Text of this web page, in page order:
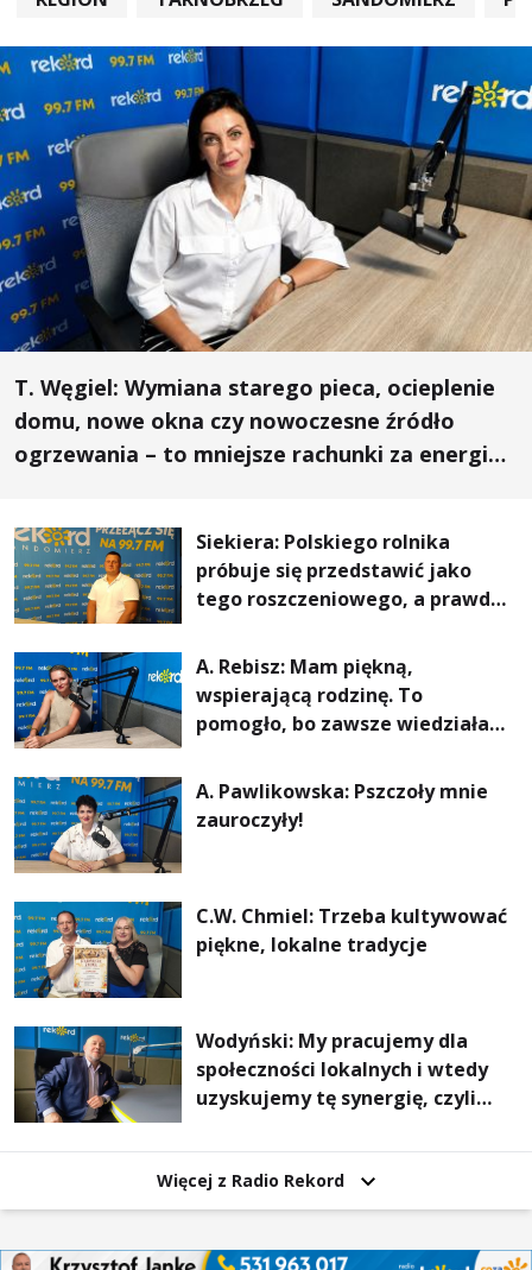
T. Węgiel: Wymiana starego pieca, ocieplenie
domu, nowe okna czy nowoczesne źródło
ogrzewania – to mniejsze rachunki za energię,
Siekiera: Polskiego rolnika
próbuje się przedstawić jako
tego roszczeniowego, a prawda
A. Rebisz: Mam piękną,
wspierającą rodzinę. To
pomogło, bo zawsze wiedziałam,
najważniejsza
A. Pawlikowska: Pszczoły mnie
zauroczyły!
C.W. Chmiel: Trzeba kultywować
piękne, lokalne tradycje
Wodyński: My pracujemy dla
społeczności lokalnych i wtedy
uzyskujemy tę synergię, czyli
Więcej z Radio Rekord